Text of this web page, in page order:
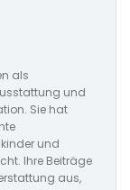
als
und
Sie hat
und
Ihre Beiträge
aus,